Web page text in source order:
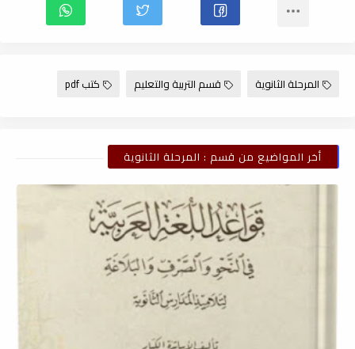
المرحلة الثانوية قسم التربية والتعليم كتب pdf
أخر المواضيع من قسم : المرحلة الثانوية